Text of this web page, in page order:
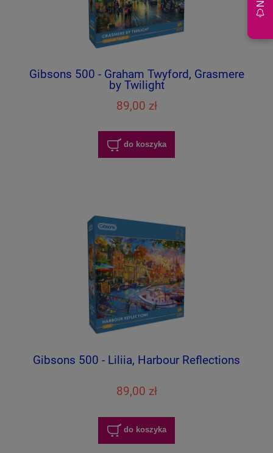
Gibsons 500 - Graham Twyford, Grasmere
by Twilight
89,00 zł
do koszyka
Gibsons 500 - Liliia, Harbour Reflections
89,00 zł
do koszyka